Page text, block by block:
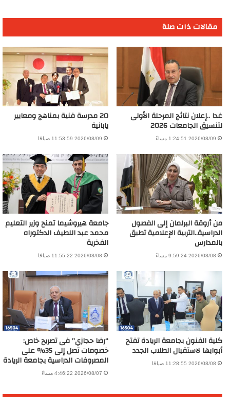
مقالات ذات صلة
غدا ..إعلان نتائج المرحلة الأولى
لتنسيق الجامعات 2026
2026/08/09 1:24:51 مساءً
20 مدرسة فنية بمناهج ومعايير
يابانية
2026/08/09 11:53:59 صباحًا
من أروقة البرلمان إلى الفصول
الدراسية..التربية الإعلامية تطبق
بالمدارس
2026/08/08 9:59:24 مساءً
جامعة هيروشيما تمنح وزير التعليم
محمد عبد اللطيف الدكتوراه
الفخرية
2026/08/08 11:55:22 صباحًا
كلية الفنون بجامعة الريادة تفتح
أبوابها لاستقبال الطلاب الجدد
2026/08/08 11:28:55 صباحًا
“رضا حجازي” فى تصريح خاص:
خصومات تصل إلى 35% على
المصروفات الدراسية بجامعة الريادة
2026/08/07 4:46:22 مساءً